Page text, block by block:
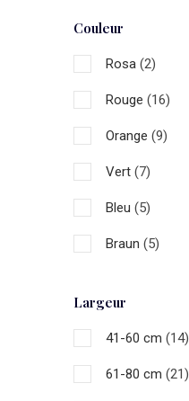
Couleur
Rosa (2)
Rouge (16)
Orange (9)
Vert (7)
Bleu (5)
Braun (5)
Largeur
41-60 cm (14)
61-80 cm (21)